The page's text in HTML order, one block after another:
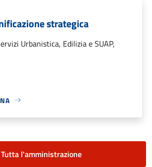
strategica
Urbanistica, Edilizia e SUAP,
Tutta l'amministrazione